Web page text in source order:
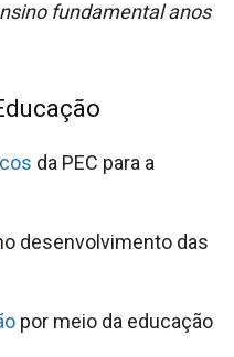
fundamental anos
da PEC para a
desenvolvimento das
por meio da educação